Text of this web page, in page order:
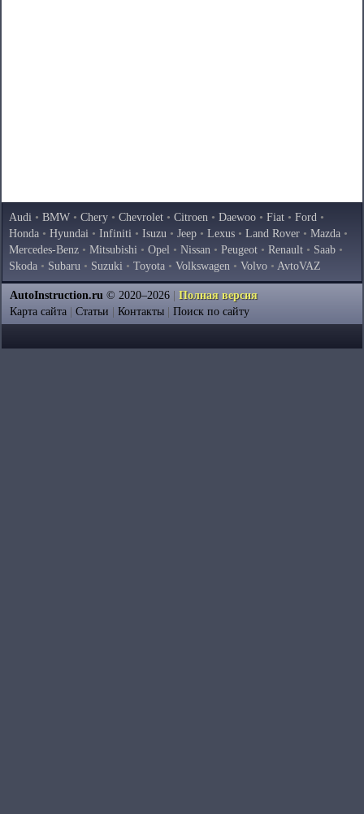
Audi • BMW • Chery • Chevrolet • Citroen • Daewoo • Fiat • Ford •
Honda • Hyundai • Infiniti • Isuzu • Jeep • Lexus • Land Rover • Mazda •
Mercedes-Benz • Mitsubishi • Opel • Nissan • Peugeot • Renault • Saab •
Skoda • Subaru • Suzuki • Toyota • Volkswagen • Volvo • AvtoVAZ
AutoInstruction.ru © 2020–2026
Полная версия
Карта сайта
Статьи Контакты Поиск по сайту